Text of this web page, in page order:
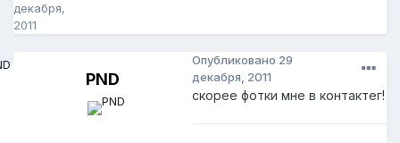
декабря,
2011
PND
Опубликовано 29
декабря, 2011
скорее фотки мне в контактег!